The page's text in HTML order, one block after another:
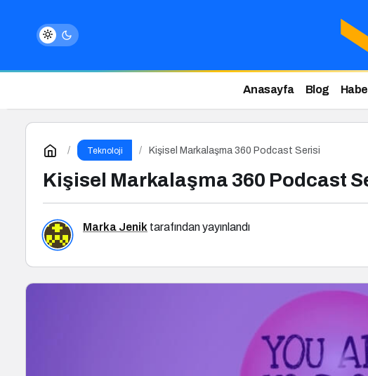
Anasayfa Blog
Teknoloji Kişisel Markalaşma 360 Podcast Serisi
Kişisel Markalaşma 360 Podcast
Marka Jenik tarafından yayınlandı